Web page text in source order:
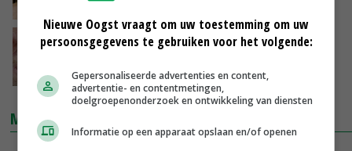
Saldo vleesvarkens in de lift
06-09-2016
MARKTPRIJZEN
Nieuwe Oogst vraagt om uw toestemming om uw
persoonsgegevens te gebruiken voor het volgende:
Gepersonaliseerde advertenties en content,
advertentie- en contentmetingen,
doelgroepenonderzoek en ontwikkeling van diensten
Informatie op een apparaat opslaan en/of openen